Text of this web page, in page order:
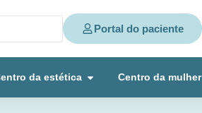
Portal do paciente
da estética Centro da mulher